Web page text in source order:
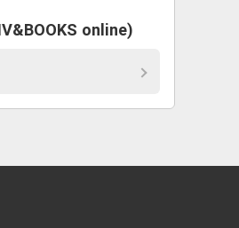
online)